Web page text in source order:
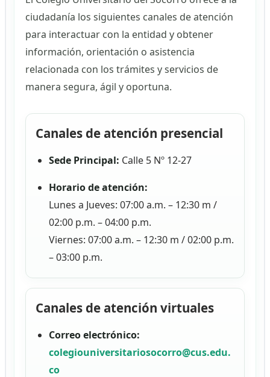
ciudadanía los siguientes canales de atención
para interactuar con la entidad y obtener
información, orientación o asistencia
relacionada con los trámites y servicios de
manera segura, ágil y oportuna.
Canales de atención presencial
Sede Principal: Calle 5 Nº 12-27
Horario de atención:
Lunes a Jueves: 07:00 a.m. – 12:30 m /
02:00 p.m. – 04:00 p.m.
Viernes: 07:00 a.m. – 12:30 m / 02:00 p.m.
– 03:00 p.m.
Canales de atención virtuales
Correo electrónico:
colegiouniversitariosocorro@cus.edu.
co